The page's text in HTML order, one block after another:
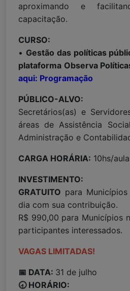
aproximando e
capacitação.
CURSO:
• Gestão das políticas
plataforma Observa
aqui: Programação
PÚBLICO-ALVO:
Secretários(as) e
áreas de Assistência
Administração e
CARGA HORÁRIA: 10hs/aula
INVESTIMENTO:
GRATUITO para
dia com sua contribuição.
R$ 990,00 para Municípios
participantes interessados.
VAGAS LIMITADAS!
📅 DATA: 31 de julho
🕣 HORÁRIO: